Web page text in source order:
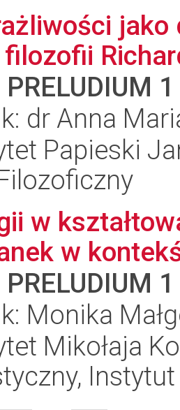
PRELUDIUM 1
dr Anna
Papieski
w
w
PRELUDIUM 1
Monika
Mikołaja